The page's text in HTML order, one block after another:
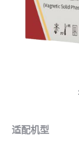
适配机型